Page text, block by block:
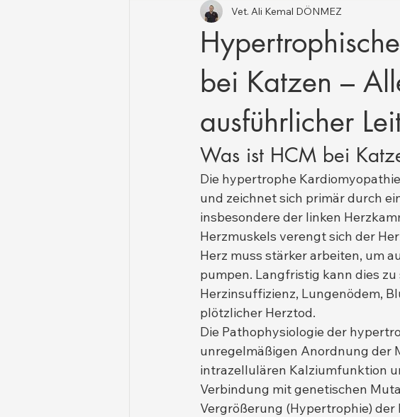
Katzen und Hunde Tiergesundheit und
bei Katzen –
ausführlicher
Vet. Ali Kemal DÖNMEZ
Was ist HCM bei
Die hypertrophe
und zeichnet sich primär durch
insbesondere der linken
Herzmuskels verengt sich der
Herz muss stärker arbeiten, um
pumpen. Langfristig kann dies
Herzinsuffizienz, Lungenödem,
plötzlicher Herztod.
Die Pathophysiologie der
unregelmäßigen Anordnung der
intrazellulären Kalziumfunktion
Verbindung mit genetischen
Vergrößerung (Hypertrophie)